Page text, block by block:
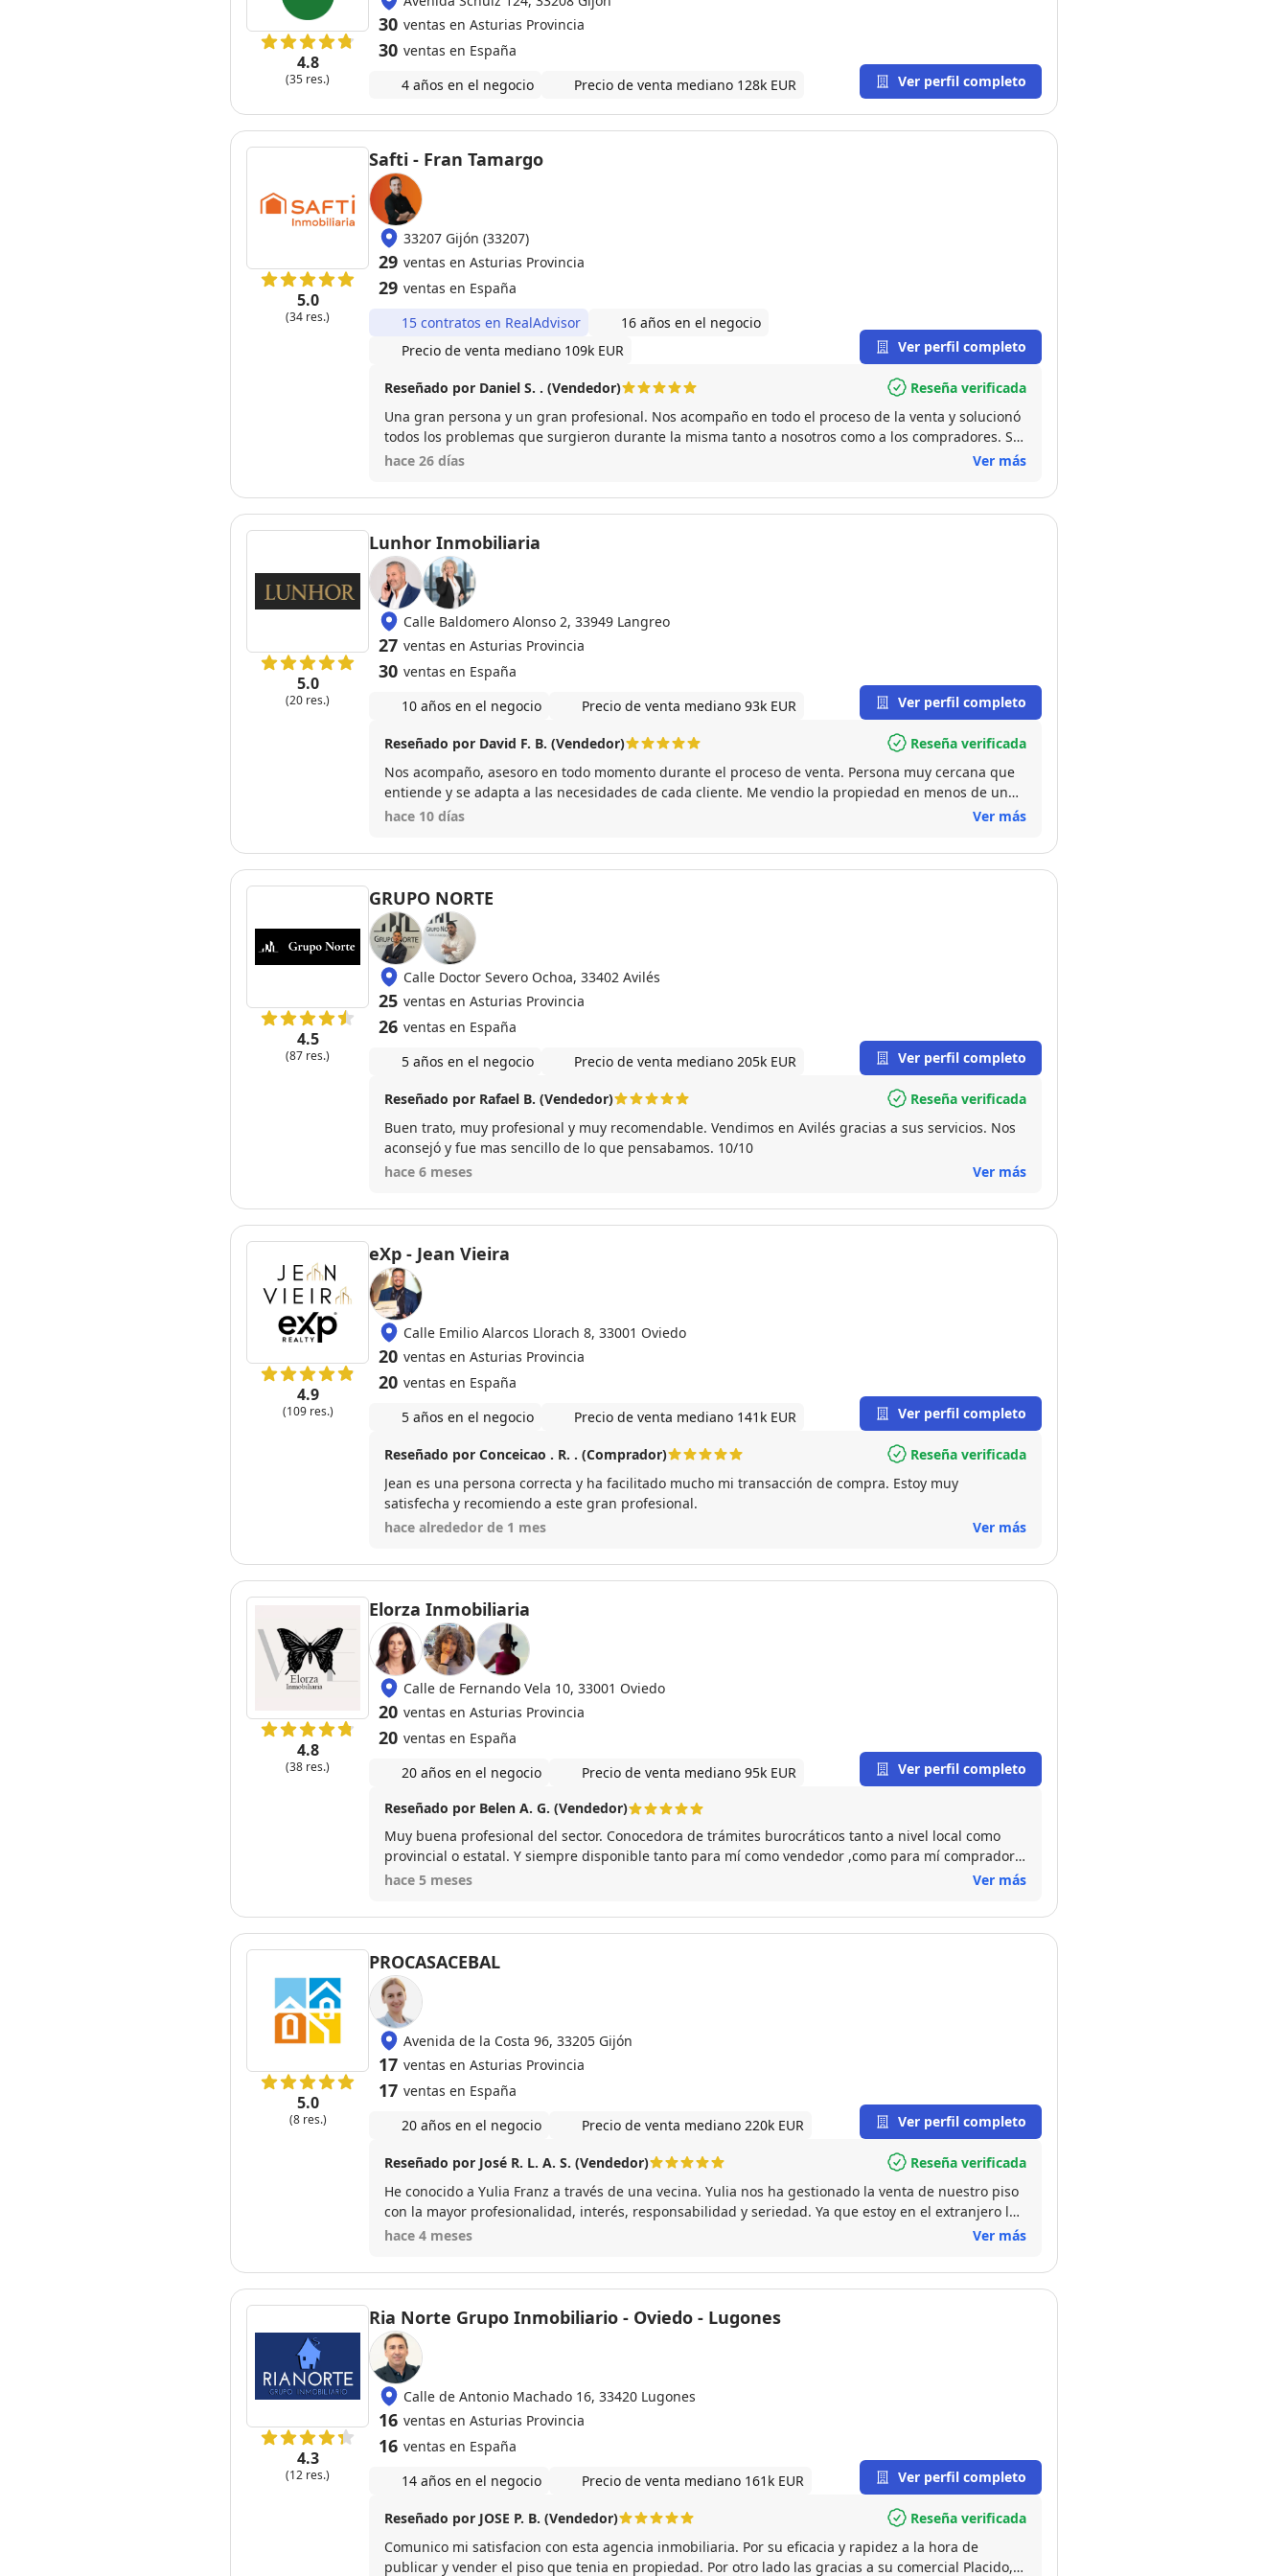
Lucia, te estoy y estaré siempre, enormemente agradecido.
4.8
(35 res.)
30 ventas en Asturias Provincia
30 ventas en España
4 años en el negocio
Precio de venta mediano 128k EUR Ver perfil completo
5.0
(34 res.)
Safti - Fran Tamargo
33207 Gijón (33207)
29 ventas en Asturias Provincia
29 ventas en España
15 contratos en RealAdvisor
16 años en el negocio
Precio de venta mediano 109k EUR
Ver perfil completo
Reseñado por Daniel S. . (Vendedor)
Reseña verificada
Una gran persona y un gran profesional. Nos acompaño en todo el proceso de la venta y solucionó
todos los problemas que surgieron durante la misma tanto a nosotros como a los compradores. Sin
duda volvería a confiar en sus servicios en todas las ocasiones.
hace 26 días Ver más
5.0
(20 res.)
Lunhor Inmobiliaria
Calle Baldomero Alonso 2, 33949 Langreo
27 ventas en Asturias Provincia
30 ventas en España
10 años en el negocio
Precio de venta mediano 93k EUR Ver perfil completo
Reseñado por David F. B. (Vendedor)
Reseña verificada
Nos acompaño, asesoro en todo momento durante el proceso de venta. Persona muy cercana que
entiende y se adapta a las necesidades de cada cliente. Me vendio la propiedad en menos de un
mes. Para mi, un 10 tanto como profesional como persona.
hace 10 días Ver más
4.5
(87 res.)
GRUPO NORTE
Calle Doctor Severo Ochoa, 33402 Avilés
25 ventas en Asturias Provincia
26 ventas en España
5 años en el negocio
Precio de venta mediano 205k EUR Ver perfil completo
Reseñado por Rafael B. (Vendedor)
Reseña verificada
Buen trato, muy profesional y muy recomendable. Vendimos en Avilés gracias a sus servicios. Nos
aconsejó y fue mas sencillo de lo que pensabamos. 10/10
hace 6 meses
Ver más
4.9
(109 res.)
eXp - Jean Vieira
Calle Emilio Alarcos Llorach 8, 33001 Oviedo
20 ventas en Asturias Provincia
20 ventas en España
5 años en el negocio
Precio de venta mediano 141k EUR Ver perfil completo
Reseñado por Conceicao . R. . (Comprador)
Reseña verificada
Jean es una persona correcta y ha facilitado mucho mi transacción de compra. Estoy muy
satisfecha y recomiendo a este gran profesional.
hace alrededor de 1 mes
Ver más
4.8
(38 res.)
Elorza Inmobiliaria
Calle de Fernando Vela 10, 33001 Oviedo
20 ventas en Asturias Provincia
20 ventas en España
20 años en el negocio
Precio de venta mediano 95k EUR Ver perfil completo
Reseñado por Belen A. G. (Vendedor)
Muy buena profesional del sector. Conocedora de trámites burocráticos tanto a nivel local como
provincial o estatal. Y siempre disponible tanto para mí como vendedor ,como para mí comprador
Con ella me despreocupe de la venta pues todo lo gestiono ella
hace 5 meses Ver más
5.0
(8 res.)
PROCASACEBAL
Avenida de la Costa 96, 33205 Gijón
17 ventas en Asturias Provincia
17 ventas en España
20 años en el negocio
Precio de venta mediano 220k EUR Ver perfil completo
Reseñado por José R. L. A. S. (Vendedor)
Reseña verificada
He conocido a Yulia Franz a través de una vecina. Yulia nos ha gestionado la venta de nuestro piso
con la mayor profesionalidad, interés, responsabilidad y seriedad. Ya que estoy en el extranjero la
venta precisó bastante más gestiones que una venta nacional. Todo ha sido resuelto
hace 4 meses Ver más
4.3
(12 res.)
Ria Norte Grupo Inmobiliario - Oviedo - Lugones
Calle de Antonio Machado 16, 33420 Lugones
16 ventas en Asturias Provincia
16 ventas en España
14 años en el negocio
Precio de venta mediano 161k EUR Ver perfil completo
Reseñado por JOSE P. B. (Vendedor)
Reseña verificada
Comunico mi satisfacion con esta agencia inmobiliaria. Por su eficacia y rapidez a la hora de
publicar y vender el piso que tenia en propiedad. Por otro lado las gracias a su comercial Placido,